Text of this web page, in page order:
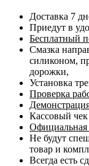
Доставка 7
Приедут в
Бесплатный
Смазка
силиконом,
дорожки,
Установка
Проверка
Кассовый чек
Официальная
Не будут
товар и
Всегда есть